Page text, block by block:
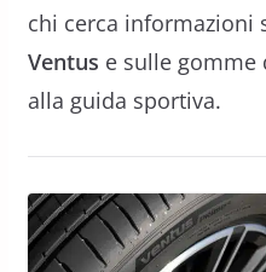
chi cerca informazioni
Ventus e sulle gomme
alla guida sportiva.